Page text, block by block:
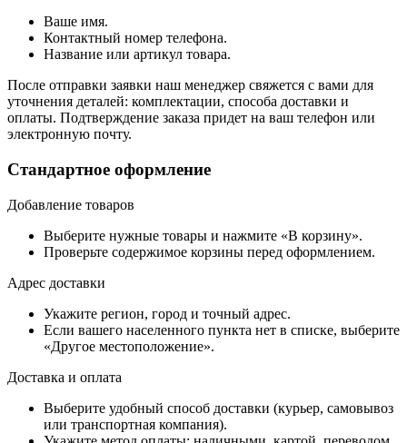
Ваше имя.
Контактный номер телефона.
Название или артикул товара.
После отправки заявки наш менеджер свяжется с вами для
уточнения деталей: комплектации, способа доставки и
оплаты. Подтверждение заказа придет на ваш телефон или
электронную почту.
Стандартное оформление
Добавление товаров
Выберите нужные товары и нажмите «В корзину».
Проверьте содержимое корзины перед оформлением.
Адрес доставки
Укажите регион, город и точный адрес.
Если вашего населенного пункта нет в списке, выберите
«Другое местоположение».
Доставка и оплата
Выберите удобный способ доставки (курьер, самовывоз
или транспортная компания).